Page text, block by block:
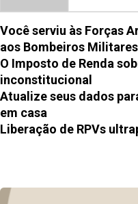
Você serviu às Forças
aos Bombeiros
O Imposto de Renda
inconstitucional
Atualize seus dados
em casa
Liberação de RPVs